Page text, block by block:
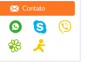
Contato